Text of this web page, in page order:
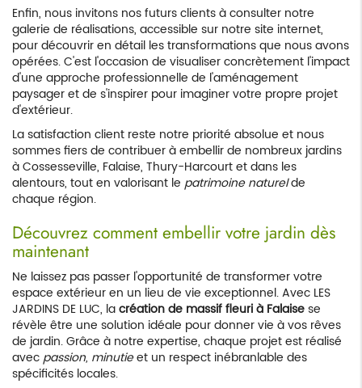
Enfin, nous invitons nos futurs clients à consulter notre
galerie de réalisations, accessible sur notre site internet,
pour découvrir en détail les transformations que nous avons
opérées. C'est l'occasion de visualiser concrètement l'impact
d'une approche professionnelle de l'aménagement
paysager et de s'inspirer pour imaginer votre propre projet
d'extérieur.
La satisfaction client reste notre priorité absolue et nous
sommes fiers de contribuer à embellir de nombreux jardins
à Cossesseville, Falaise, Thury-Harcourt et dans les
alentours, tout en valorisant le patrimoine naturelde
chaque région.
Découvrez comment embellir votre jardin dès
maintenant
Ne laissez pas passer l'opportunité de transformer votre
espace extérieur en un lieu de vie exceptionnel. Avec LES
JARDINS DE LUC, lacréation de massif fleuri à Falaisese
révèle être une solution idéale pour donner vie à vos rêves
de jardin. Grâce à notre expertise, chaque projet est réalisé
avecpassion, minutieet un respect inébranlable des
spécificités locales.